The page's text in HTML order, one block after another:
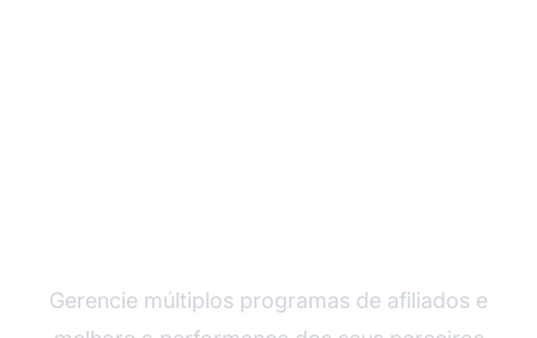
Gerencie múltiplos programas de afiliados e